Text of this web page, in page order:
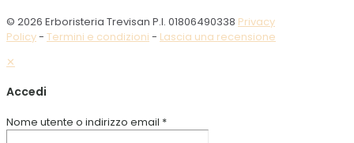
© 2026 Erboristeria Trevisan P.I. 01806490338 Privacy
Policy- Termini e condizioni - Lascia una recensione
✕
Accedi
Nome utente o indirizzo email *